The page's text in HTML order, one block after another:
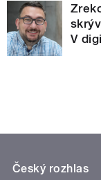
V
Český rozhlas